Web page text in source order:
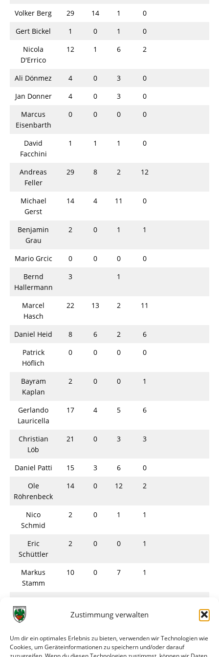
Zustimmung verwalten
Um dir ein optimales Erlebnis zu bieten, verwenden wir Technologien wie
Cookies, um Geräteinformationen zu speichern und/oder darauf
Volker Berg 29 14 1
0
Gert Bickel
1 0 1
0
Nicola
D'Errico
12 1 6 2
Ali Dönmez 4 0 3
0
Jan Donner
4 0 3
0
Marcus
Eisenbarth
0 0 0 0
David
Facchini
1 1 1 0
Andreas
Feller
29 8 2 12
Michael
Gerst
14 4 11 0
Benjamin
Grau
2 0 1 1
Mario Grcic 0 0 0
0
Bernd
Hallermann
3 1
Marcel
Hasch
22 13 2 11
Daniel Heid 8 6 2
6
Patrick
Höflich
0 0 0 0
Bayram
Kaplan
2 0 0 1
Gerlando
Lauricella
17 4 5 6
Christian
Löb
21 0 3 3
Daniel Patti 15 3 6
0
Ole
Röhrenbeck
14 0 12 2
Nico
Schmid
2 0 1 1
Eric
Schüttler
2 0 0 1
Markus
Stamm
10 0 7 1
Steiner
Strippel